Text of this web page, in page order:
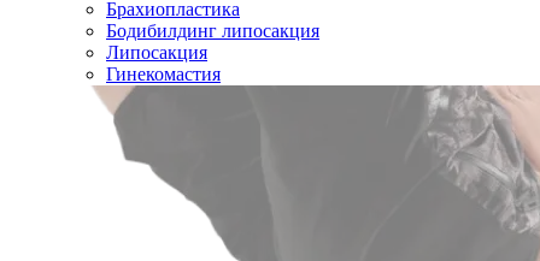
Брахиопластика
Бодибилдинг липосакция
Липосакция
Гинекомастия